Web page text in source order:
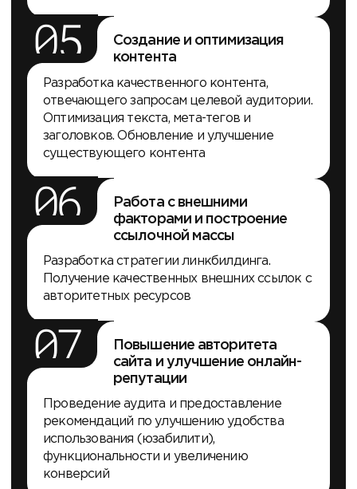
05
Создание и оптимизация
контента
Разработка качественного контента,
отвечающего запросам целевой аудитории.
Оптимизация текста, мета-тегов и
заголовков. Обновление и улучшение
существующего контента
06
Работа с внешними
факторами и построение
ссылочной массы
Разработка стратегии линкбилдинга.
Получение качественных внешних ссылок с
авторитетных ресурсов
07
Повышение авторитета
сайта и улучшение онлайн-
репутации
Проведение аудита и предоставление
рекомендаций по улучшению удобства
использования (юзабилити),
функциональности и увеличению
конверсий